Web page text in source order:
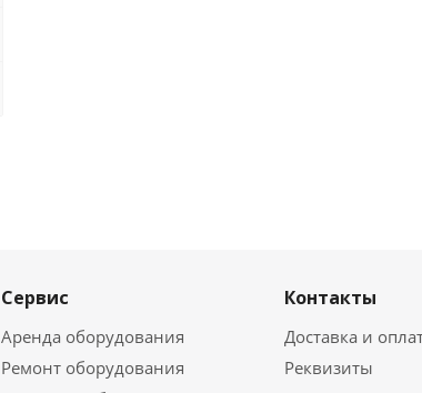
Сервис
Аренда оборудования
Ремонт оборудования
Контакты
Доставка и
Реквизиты